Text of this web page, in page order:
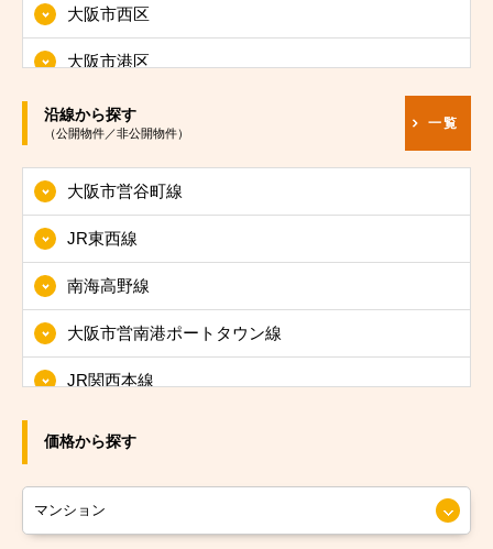
大阪市西区
大阪市港区
大阪市大正区
大阪市浪速区
大阪市西淀川区
大阪市東淀川区
大阪市東成区
大阪市生野区
大阪市旭区
大阪市城東区
大阪市阿倍野区
沿線から探す
（公開物件／非公開物件）
一覧
大阪市営谷町線
JR東西線
南海高野線
大阪市営南港ポートタウン線
JR関西本線
大阪市営長堀鶴見緑地線
価格から探す